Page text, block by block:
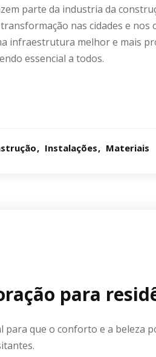
parte da industria da
nas cidades e nos
infraestrutura melhor e mais
essencial a todos.
Instalações Materiais
para
para que o conforto e a beleza